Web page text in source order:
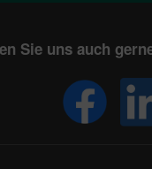
Sie uns auch